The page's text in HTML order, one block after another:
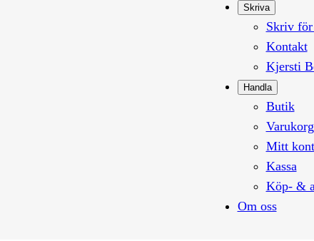
Skriva
Skriv för
Kontakt
Kjersti
Handla
Butik
Varukorg
Mitt
Kassa
Köp- &
Om oss